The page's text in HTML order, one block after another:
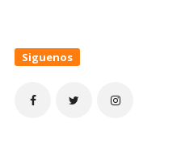
Siguenos